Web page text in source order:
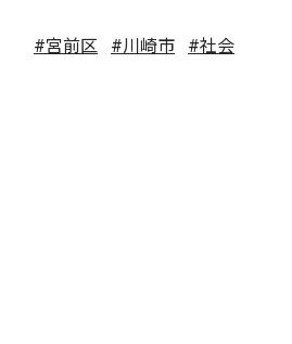
#宮前区 #川崎市 #社会